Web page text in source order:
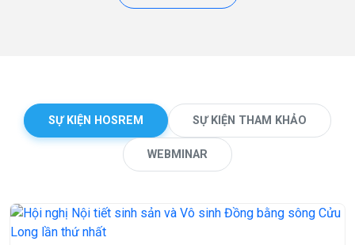
SỰ KIỆN HOSREM SỰ KIỆN THAM KHẢO
WEBMINAR